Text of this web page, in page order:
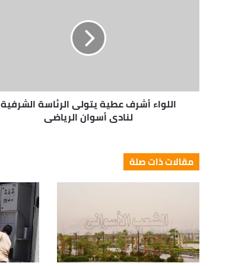
اللواء أشرف عطية يتولى الرئاسة الشرفية
لنادى أسوان الرياضى
مقالات ذات صلة